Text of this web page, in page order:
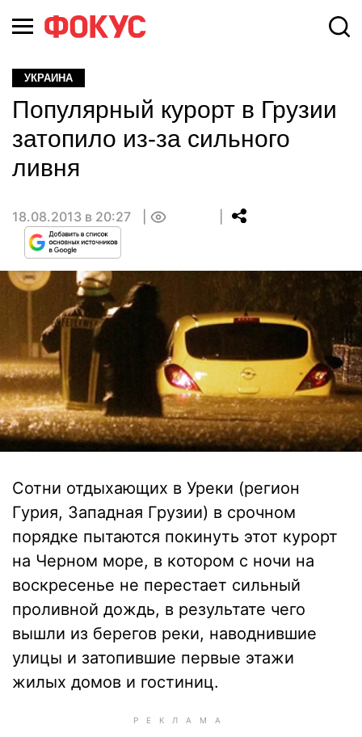
УКРАИНА
Популярный курорт в Грузии
затопило из-за сильного
ливня
18.08.2013 в 20:27
Сотни отдыхающих в Уреки (регион
Гурия, Западная Грузии) в срочном
порядке пытаются покинуть этот курорт
на Черном море, в котором с ночи на
воскресенье не перестает сильный
проливной дождь, в результате чего
вышли из берегов реки, наводнившие
улицы и затопившие первые этажи
жилых домов и гостиниц.